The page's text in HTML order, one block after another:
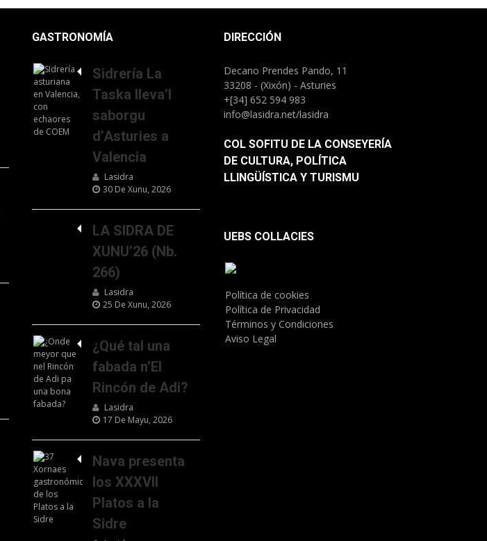
GASTRONOMÍA
Sidrería La
Taska lleva’l
saborgu
d’Asturies a
Valencia
Lasidra
30 De Xunu, 2026
LA SIDRA DE
XUNU’26 (Nb.
266)
Lasidra
25 De Xunu, 2026
¿Qué tal una
fabada n’El
Rincón de Adi?
Lasidra
17 De Mayu, 2026
Nava presenta
los XXXVII
Platos a la
Sidre
DIRECCIÓN
Decano Prendes Pando, 11
33208 - (Xixón) - Asturies
+[34] 652 594 983
info@lasidra.net/lasidra
COL SOFITU DE LA CONSEYERÍA
DE CULTURA, POLÍTICA
LLINGÜÍSTICA Y TURISMU
UEBS COLLACIES
Política de cookies
Política de Privacidad
Términos y Condiciones
Aviso Legal